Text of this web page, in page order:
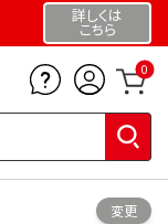
詳しくは
こちら
0
変更